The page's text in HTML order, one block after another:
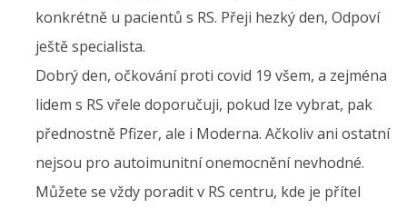
konkrétně u pacientů s RS. Přeji hezký den, Odpoví
ještě specialista.
Dobrý den, očkování proti covid 19 všem, a zejména
lidem s RS vřele doporučuji, pokud lze vybrat, pak
přednostně Pfizer, ale i Moderna. Ačkoliv ani ostatní
nejsou pro autoimunitní onemocnění nevhodné.
Můžete se vždy poradit v RS centru, kde je přítel